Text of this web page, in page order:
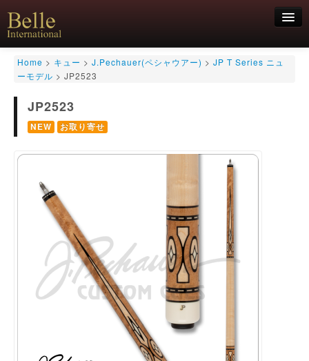
新規会員登録
ログイン
HOME
キュー
シャフト
アクセサリー
特価商品
Home > キュー > J.Pechauer(ペシャウアー) > JP T Series ニュ
ーモデル > JP2523
JP2523
NEW お取り寄せ